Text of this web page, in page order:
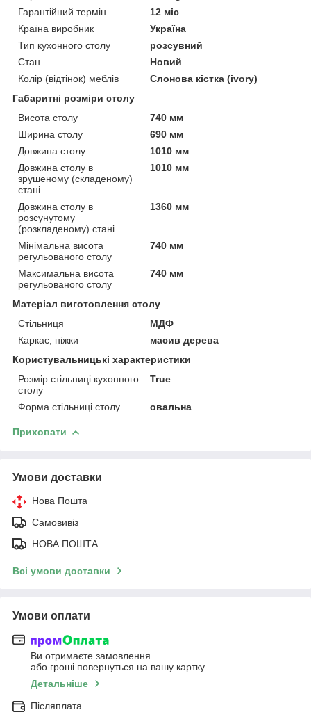
Гарантійний термін
12 міс
Країна виробник
Україна
Тип кухонного столу
розсувний
Стан
Новий
Колір (відтінок) меблів
Слонова кістка (ivory)
Габаритні розміри столу
Висота столу
740 мм
Ширина столу
690 мм
Довжина столу
1010 мм
Довжина столу в
зрушеному (складеному)
стані
1010 мм
Довжина столу в
розсунутому
(розкладеному) стані
1360 мм
Мінімальна висота
регульованого столу
740 мм
Максимальна висота
регульованого столу
740 мм
Матеріал виготовлення столу
Стільниця
МДФ
Каркас, ніжки
масив дерева
Користувальницькі характеристики
Розмір стільниці кухонного
столу
True
Форма стільниці столу овальна
Приховати
Умови доставки
Нова Пошта
Самовивіз
НОВА ПОШТА
Всі умови доставки
Умови оплати
Ви отримаєте замовлення
або гроші повернуться на вашу картку
Детальніше
Післяплата